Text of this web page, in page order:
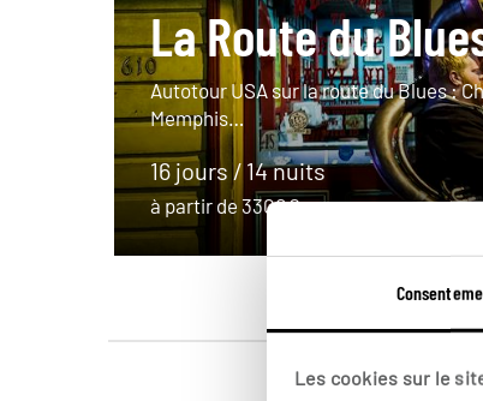
Les cookies sur le
La Route du
Autotour USA sur la route du Blues :
Memphis…
16 jours / 14 nuits
à partir de 3300€